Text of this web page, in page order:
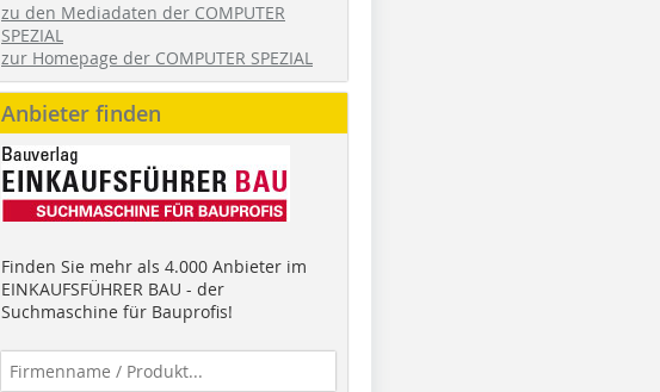
zu den Mediadaten der COMPUTER
SPEZIAL
zur Homepage der COMPUTER SPEZIAL
Anbieter finden
Finden Sie mehr als 4.000 Anbieter im
EINKAUFSFÜHRER BAU - der
Suchmaschine für Bauprofis!